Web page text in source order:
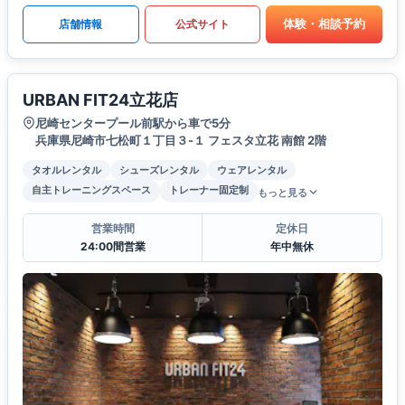
店舗情報 公式サイト 体験・相談予約
URBAN FIT24立花店
尼崎センタープール前駅から車で5分
兵庫県尼崎市七松町１丁目３-１ フェスタ立花 南館 2階
タオルレンタル シューズレンタル
ウェアレンタル
自主トレーニングスペース
トレーナー固定制 もっと見る
営業時間
24:00間営業
定休日
年中無休